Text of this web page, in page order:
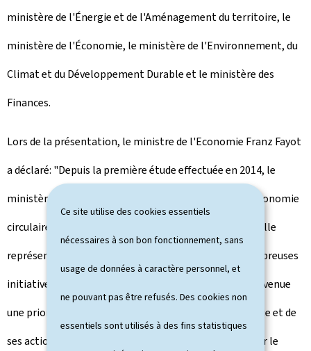
Ce site utilise des cookies essentiels
nécessaires à son bon fonctionnement, sans
usage de données à caractère personnel, et
ne pouvant pas être refusés. Des cookies non
essentiels sont utilisés à des fins statistiques
ministère de l'Énergie et de l'Aménagement du territoire, le
ministère de l'Économie, le ministère de l'Environnement, du
Climat et du Développement Durable et le ministère des
Finances.
Lors de la présentation, le ministre de l'Economie Franz Fayot
a déclaré: "Depuis la première étude effectuée en 2014, le
ministère de l'Économie a reconnu le potentiel de l'économie
circulaire pour le Luxembourg et les opportunités qu'elle
représente pour les entreprises. Entre temps, de nombreuses
initiatives ont vu le jour et l'économie circulaire est devenue
une priorité gouvernementale. L'objectif de la stratégie et de
ses actions envisagées est double: d'une part, accélérer le